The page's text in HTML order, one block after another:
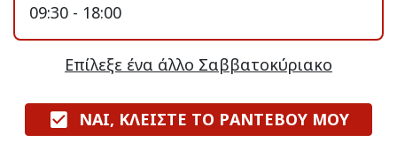
09:30 - 18:00
Επίλεξε ένα άλλο Σαββατοκύριακο
ΝΑΙ, ΚΛΕΙΣΤΕ ΤΟ ΡΑΝΤΕΒΟΥ ΜΟΥ